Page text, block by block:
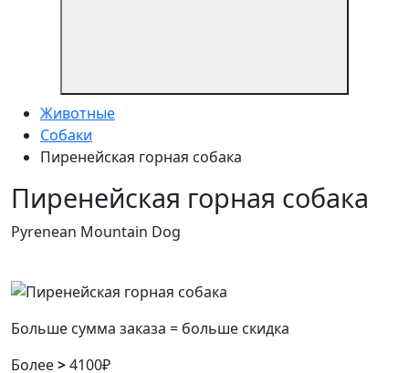
Животные
Собаки
Пиренейская горная собака
Пиренейская горная собака
Pyrenean Mountain Dog
Больше сумма заказа = больше скидка
Более>4100₽